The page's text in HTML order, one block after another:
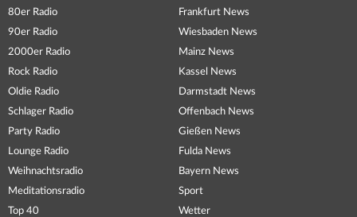
80er Radio
90er Radio
2000er Radio
Rock Radio
Oldie Radio
Schlager Radio
Party Radio
Lounge Radio
Weihnachtsradio
Meditationsradio
Top 40
Frankfurt News
Wiesbaden News
Mainz News
Kassel News
Darmstadt News
Offenbach News
Gießen News
Fulda News
Bayern News
Sport
Wetter